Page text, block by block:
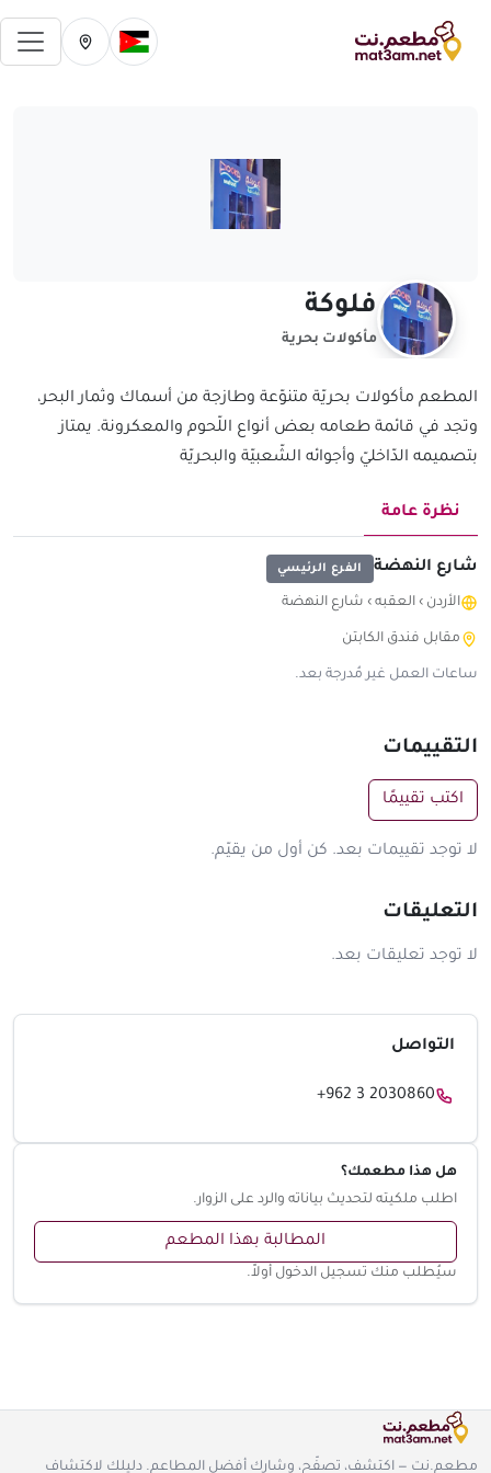
تغيير الدولة الحالية
تغيير المدينة
فلوكة
مأكولات بحرية
المطعم مأكولات بحريّة متنوّعة وطازجة من أسماك وثمار البحر،
وتجد في قائمة طعامه بعض أنواع اللّحوم والمعكرونة. يمتاز
بتصميمه الدّاخليّ وأجوائه الشّعبيّة والبحريّة
نظرة عامة
شارع النهضة الفرع الرئيسي
الأردن › العقبه › شارع النهضة
مقابل فندق الكابتن
ساعات العمل غير مُدرجة بعد.
التقييمات
اكتب تقييمًا
لا توجد تقييمات بعد. كن أول من يقيّم.
التعليقات
لا توجد تعليقات بعد.
التواصل
+962 3 2030860
هل هذا مطعمك؟
اطلب ملكيته لتحديث بياناته والرد على الزوار.
المطالبة بهذا المطعم
سيُطلب منك تسجيل الدخول أولاً.
مطعم.نت — اكتشف، تصفّح، وشارك أفضل المطاعم. دليلك لاكتشاف